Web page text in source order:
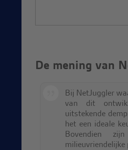
De mening van
Bij NetJuggler
van dit
uitstekende
het een ideale
Bovendien